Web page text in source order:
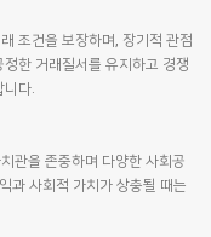
조건을 보장하며, 장기적 관점
한 거래질서를 유지하고 경쟁
니다.
관을 존중하며 다양한 사회공
과 사회적 가치가 상충될 때는